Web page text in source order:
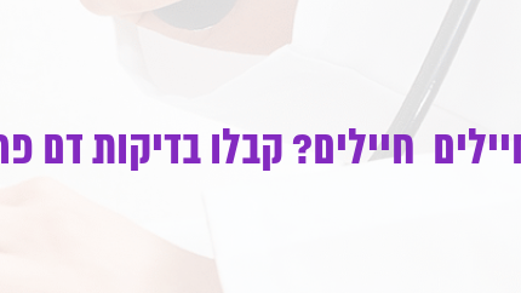
חיילים? קבלו בדיקות דם